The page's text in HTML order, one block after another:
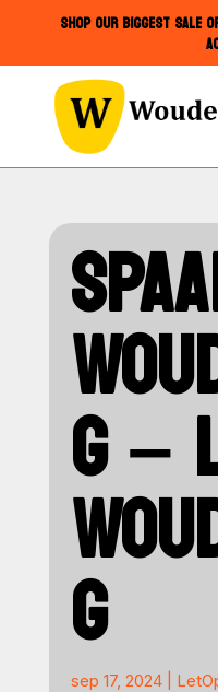
SHOP OUR BIGGEST SALE
G –
G
sep 17, 2024|